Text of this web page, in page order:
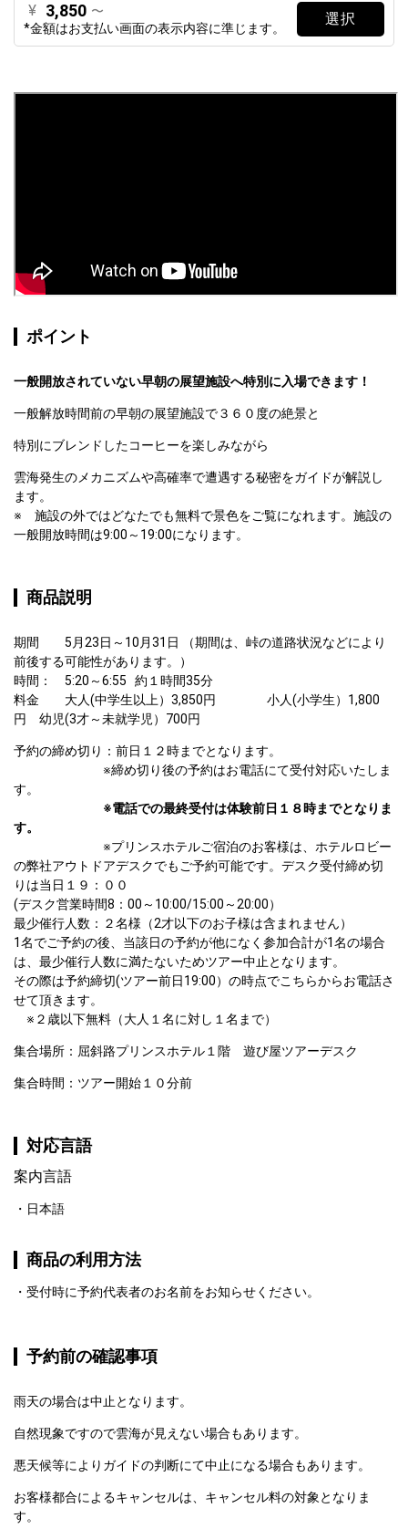
¥ 3,850 〜
*金額はお支払い画面の表示内容に準じます。
選択
ポイント
一般開放されていない早朝の展望施設へ特別に入場できます！
一般解放時間前の早朝の展望施設で３６０度の絶景と
特別にブレンドしたコーヒーを楽しみながら
雲海発生のメカニズムや高確率で遭遇する秘密をガイドが解説し
ます。
※　施設の外ではどなたでも無料で景色をご覧になれます。施設の
一般開放時間は9:00～19:00になります。
商品説明
期間　　5月23日～10月31日 （期間は、峠の道路状況などにより
前後する可能性があります。）
時間：　5:20～6:55   約１時間35分
料金　　大人(中学生以上）3,850円　　　　小人(小学生）1,800
円　幼児(3才～未就学児）700円
予約の締め切り：前日１２時までとなります。
※締め切り後の予約はお電話にて受付対応いたしま
す。
※電話での最終受付は体験前日１８時までとなりま
す。
※プリンスホテルご宿泊のお客様は、ホテルロビー
の弊社アウトドアデスクでもご予約可能です。デスク受付締め切
りは当日１９：００
(デスク営業時間8：00～10:00/15:00～20:00）
最少催行人数：２名様（2才以下のお子様は含まれません）
1名でご予約の後、当該日の予約が他になく参加合計が1名の場合
は、最少催行人数に満たないためツアー中止となります。
その際は予約締切(ツアー前日19:00）の時点でこちらからお電話さ
せて頂きます。
※２歳以下無料（大人１名に対し１名まで）
集合場所：屈斜路プリンスホテル１階　遊び屋ツアーデスク
集合時間：ツアー開始１０分前
対応言語
案内言語
日本語
商品の利用方法
受付時に予約代表者のお名前をお知らせください。
予約前の確認事項
雨天の場合は中止となります。
自然現象ですので雲海が見えない場合もあります。
悪天候等によりガイドの判断にて中止になる場合もあります。
お客様都合によるキャンセルは、キャンセル料の対象となりま
す。